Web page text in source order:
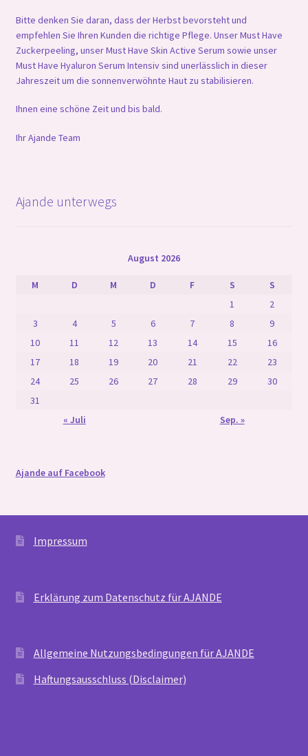
Bitte denken Sie daran, dass der Herbst bevorsteht und
empfehlen Sie Ihren Kunden die richtige Pflege. Unser Must Have
Zuckerpeeling, unser Must Have Skin Active Serum sowie unser
Must Have Hyaluron Serum Intensiv sind unerlässlich in dieser
Jahreszeit um die sonnenverwöhnte Haut zu stabilisieren.
Ihnen eine schöne Zeit und bis bald.
Ihr Ajande Team
Ajande unterwegs
August 2026
M D M D F S
S
1
2
3
4 5 6 7 8
9
10
11 12 13 14 15
16
17
18 19 20 21 22
23
24
25 26 27 28 29
30
31
« Juli
Sep. »
Ajande auf Facebook
Impressum
Erklärung zum Datenschutz für AJANDE
Allgemeine Nutzungsbedingungen für AJANDE
Haftungsausschluss (Disclaimer)